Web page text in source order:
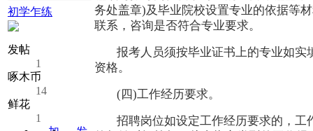
初学乍练
发帖
1
啄木币
14
鲜花
1
务处盖章)及毕业院校设置专业的依据等
联系，咨询是否符合专业要求。
报考人员须按毕业证书上的专业如
资格。
(四)工作经历要求。
招聘岗位如设定工作经历要求的，